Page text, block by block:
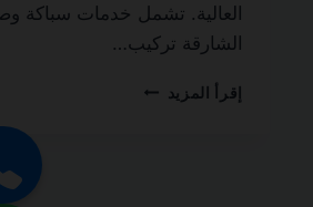
العالية. تشمل خدمات
الشارقة تركيب…
إقرأ المزيد سباكة